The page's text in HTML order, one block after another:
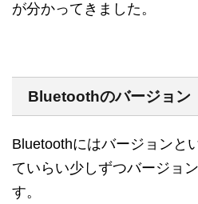
が分かってきました。
Bluetoothのバージョン
Bluetoothにはバージョンと
ていらい少しずつバージョ
す。